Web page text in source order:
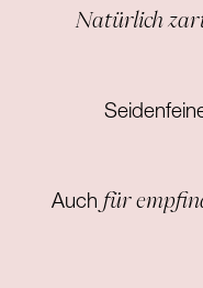
Natürlich
Auch für